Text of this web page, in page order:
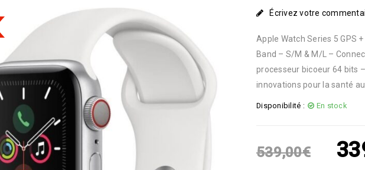
Écrivez votre
Apple Watch Series 5 GPS
Band – S/M & M/L –
processeur bicoeur 64 bits
innovations pour la santé
Disponibilité : En stock
539,00€